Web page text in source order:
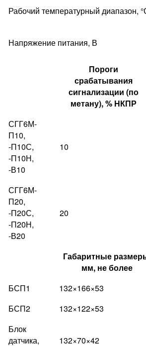
Рабочий температурный диапазон,
Напряжение питания, В
Пороги
срабатывания
сигнализации (по
метану), % НКПР
СГГ6М-
П10,
-П10С,
-П10Н,
-В10
10
СГГ6М-
П20,
-П20С,
-П20Н,
-В20
20
Габаритные
мм, не более
БСП1
132×166×53
БСП2
132×122×53
Блок
датчика,
132×70×42